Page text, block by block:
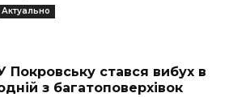
Актуально
Покровську стався вибух в
з багатоповерхівок